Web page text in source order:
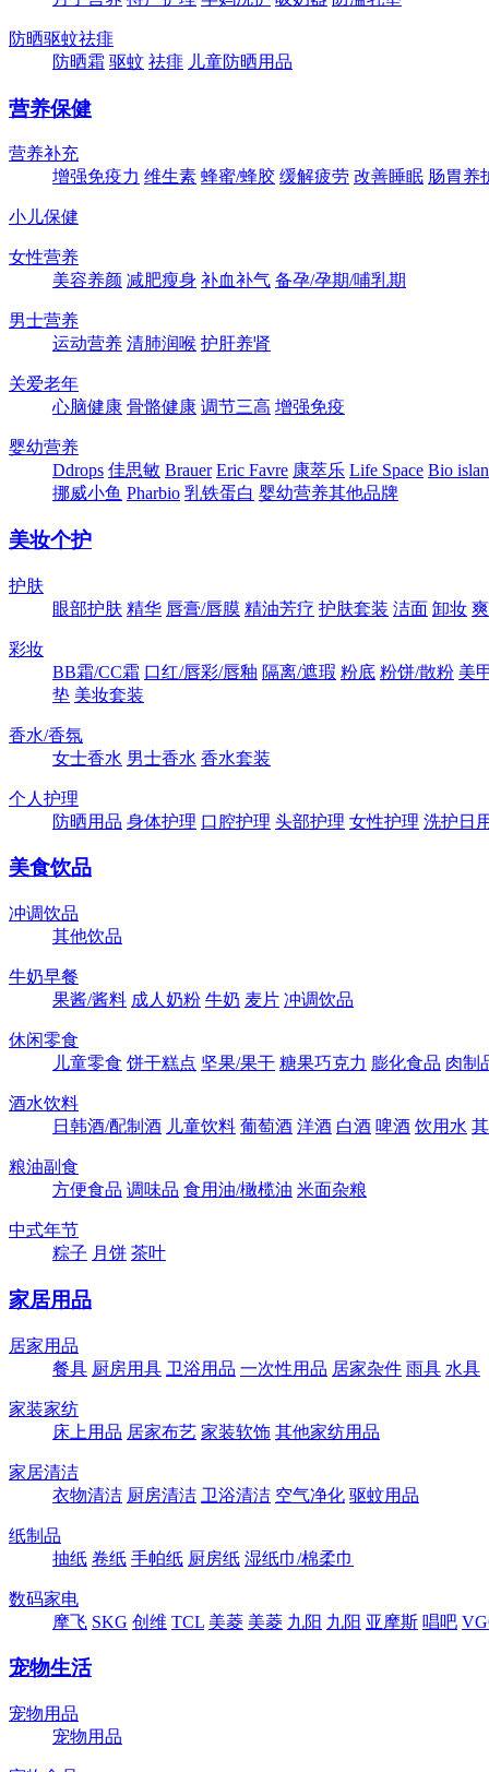
防晒驱蚊祛痱
防晒霜 驱蚊 祛痱 儿童防晒用品
营养保健
营养补充
增强免疫力 维生素 蜂蜜/蜂胶 缓解疲劳 改善睡眠 肠胃养
小儿保健
女性营养
美容养颜 减肥瘦身 补血补气 备孕/孕期/哺乳期
男士营养
运动营养 清肺润喉 护肝养肾
关爱老年
心脑健康 骨骼健康 调节三高 增强免疫
婴幼营养
Ddrops 佳思敏 Brauer Eric Favre 康萃乐 Life Space Bio
挪威小鱼 Pharbio 乳铁蛋白 婴幼营养其他品牌
美妆个护
护肤
眼部护肤 精华 唇膏/唇膜 精油芳疗 护肤套装 洁面 卸妆
彩妆
BB霜/CC霜 口红/唇彩/唇釉 隔离/遮瑕 粉底 粉饼/散粉 美
垫 美妆套装
香水/香氛
女士香水 男士香水 香水套装
个人护理
防晒用品 身体护理 口腔护理 头部护理 女性护理 洗护日
美食饮品
冲调饮品
其他饮品
牛奶早餐
果酱/酱料 成人奶粉 牛奶 麦片 冲调饮品
休闲零食
儿童零食 饼干糕点 坚果/果干 糖果巧克力 膨化食品 肉制
酒水饮料
日韩酒/配制酒 儿童饮料 葡萄酒 洋酒 白酒 啤酒 饮用水
粮油副食
方便食品 调味品 食用油/橄榄油 米面杂粮
中式年节
粽子 月饼 茶叶
家居用品
居家用品
餐具 厨房用具 卫浴用品 一次性用品 居家杂件 雨具 水具
家装家纺
床上用品 居家布艺 家装软饰 其他家纺用品
家居清洁
衣物清洁 厨房清洁 卫浴清洁 空气净化 驱蚊用品
纸制品
抽纸 卷纸 手帕纸 厨房纸 湿纸巾/棉柔巾
数码家电
摩飞 SKG 创维 TCL 美菱 美菱 九阳 九阳 亚摩斯 唱吧
宠物生活
宠物用品
宠物用品